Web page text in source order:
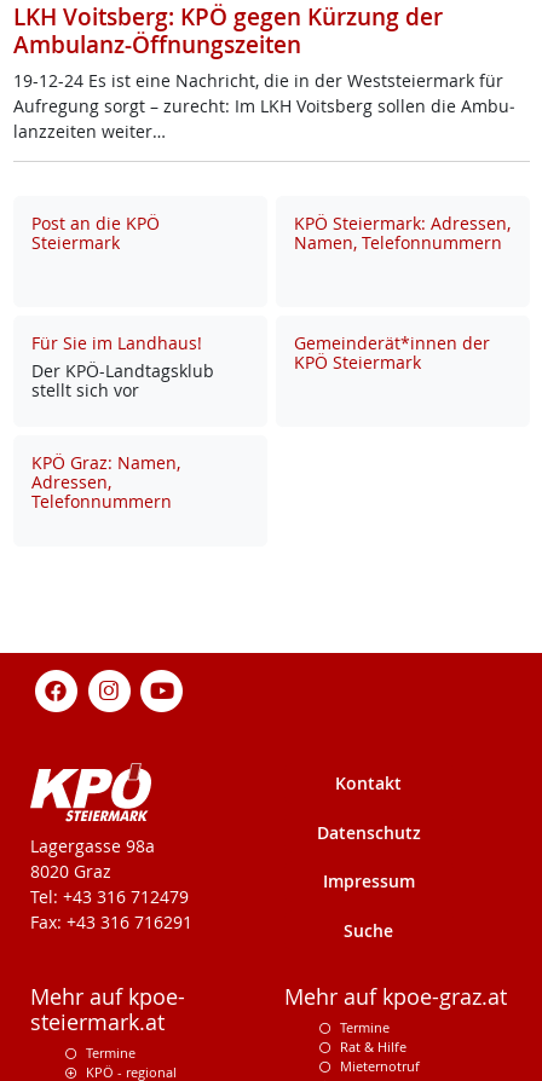
LKH Voitsberg: KPÖ gegen Kürzung der
Ambulanz-Öffnungszeiten
19-12-24 Es ist ei­ne Nach­richt, die in der West­s­tei­er­mark für
Auf­re­gung sorgt – zu­recht: Im LKH Voits­berg sol­len die Am­bu­
lanz­zei­ten wei­ter…
Post an die KPÖ
Steiermark
KPÖ Steiermark: Adressen,
Namen, Telefonnummern
Für Sie im Landhaus!
Der KPÖ-Land­tags­klub
stellt sich vor
Gemeinderät*innen der
KPÖ Steiermark
KPÖ Graz: Namen,
Adressen,
Telefonnummern
KPÖ-Steiermark
Lagergasse 98a
8020 Graz
Tel: +43 316 712479
Fax: +43 316 716291
Kontakt
Datenschutz
Impressum
Suche
Mehr auf kpoe-
steiermark.at
Termine
KPÖ - regional
Mehr auf kpoe-graz.at
Termine
Rat & Hilfe
Mieternotruf